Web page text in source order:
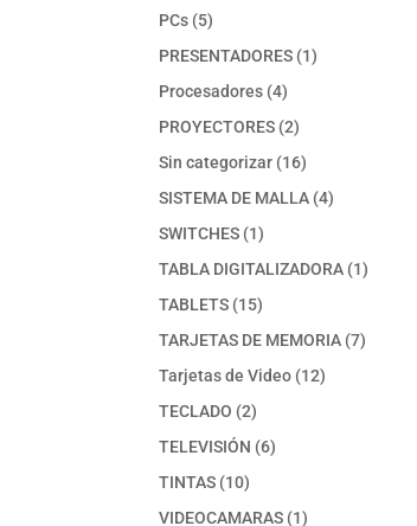
productos
PCs 55
productos
PRESENTADORES 11
Procesadores 44
productos
PROYECTORES 22
productos
Sin categorizar 1616
productos
SISTEMA DE MALLA 44
SWITCHES 11
producto
TABLA DIGITALIZADORA 11
TABLETS 1515
productos
TARJETAS DE MEMORIA 77
Tarjetas de Video 1212
TECLADO 22
productos
TELEVISIÓN 66
TINTAS 1010
productos
VIDEOCAMARAS 11